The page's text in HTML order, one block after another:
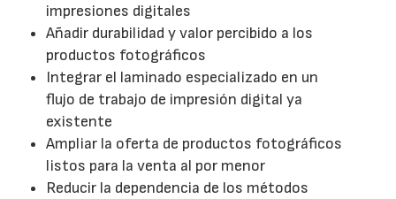
impresiones digitales
Añadir durabilidad y valor percibido a los
productos fotográficos
Integrar el laminado especializado en un
flujo de trabajo de impresión digital ya
existente
Ampliar la oferta de productos fotográficos
listos para la venta al por menor
Reducir la dependencia de los métodos